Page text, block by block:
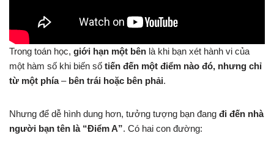
Trong toán học, giới hạn một bên là khi bạn xét hành vi của
một hàm số khi biến số tiến đến một điểm nào đó, nhưng chỉ
từ một phía– bên trái hoặc bên phải.
Nhưng để dễ hình dung hơn, tưởng tượng bạn đang đi đến nhà
người bạn tên là “Điểm A”. Có hai con đường: